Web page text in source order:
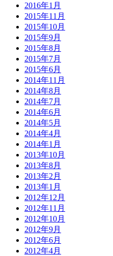
2016年1月
2015年11月
2015年10月
2015年9月
2015年8月
2015年7月
2015年6月
2014年11月
2014年8月
2014年7月
2014年6月
2014年5月
2014年4月
2014年1月
2013年10月
2013年8月
2013年2月
2013年1月
2012年12月
2012年11月
2012年10月
2012年9月
2012年6月
2012年4月